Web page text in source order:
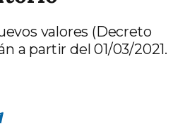
valores (Decreto
a partir del 01/03/2021.